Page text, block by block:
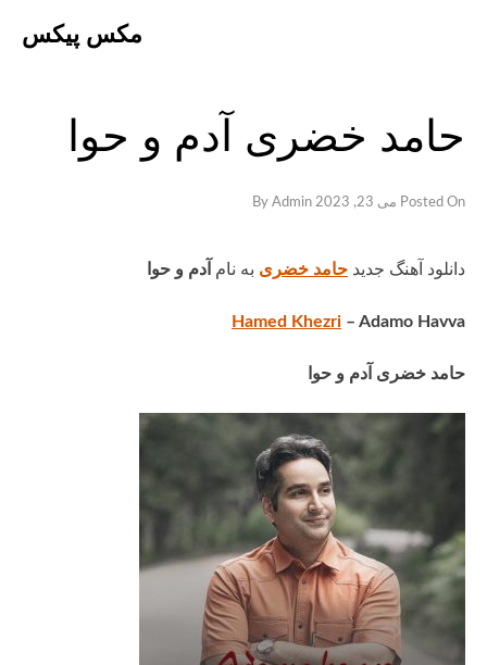
مکس پیکس
حامد خضری آدم و حوا
Posted On می 23, 2023 Admin
دانلود آهنگ جدید حامد خضری به نام آدم و حوا
Hamed Khezri – Adamo Havva
حامد خضری آدم و حوا